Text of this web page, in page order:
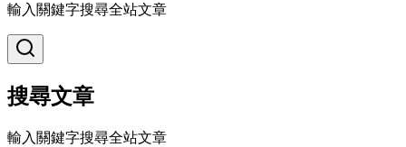
輸入關鍵字搜尋全站文章
搜尋文章
輸入關鍵字搜尋全站文章